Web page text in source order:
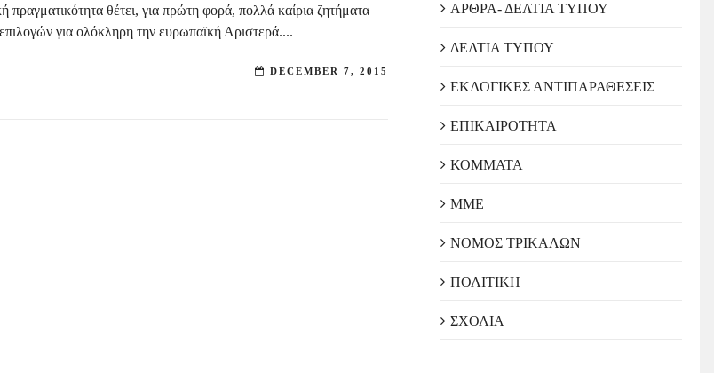
πραγματικότητα θέτει, για πρώτη φορά, πολλά καίρια ζητήματα
για ολόκληρη την ευρωπαϊκή Αριστερά....
DECEMBER 7, 2015
ΑΡΘΡΑ- ΔΕΛΤΙΑ ΤΥΠΟΥ
ΔΕΛΤΙΑ ΤΥΠΟΥ
ΕΚΛΟΓΙΚΕΣ ΑΝΤΙΠΑΡΑΘΕΣΕΙΣ
ΕΠΙΚΑΙΡΟΤΗΤΑ
ΚΟΜΜΑΤΑ
ΜΜΕ
ΝΟΜΟΣ ΤΡΙΚΑΛΩΝ
ΠΟΛΙΤΙΚΗ
ΣΧΟΛΙΑ